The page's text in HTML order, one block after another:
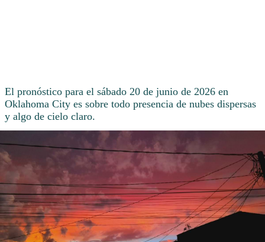
El pronóstico para el sábado 20 de junio de 2026 en
Oklahoma City es sobre todo presencia de nubes dispersas
y algo de cielo claro.